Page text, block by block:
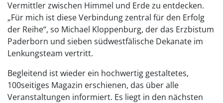
Vermittler zwischen Himmel und Erde zu entdecken.
„Für mich ist diese Verbindung zentral für den Erfolg
der Reihe“, so Michael Kloppenburg, der das Erzbistum
Paderborn und sieben südwestfälische Dekanate im
Lenkungsteam vertritt.
Begleitend ist wieder ein hochwertig gestaltetes,
100seitiges Magazin erschienen, das über alle
Veranstaltungen informiert. Es liegt in den nächsten